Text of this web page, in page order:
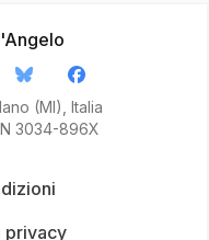
privacy
(MI), Italia
3034-896X